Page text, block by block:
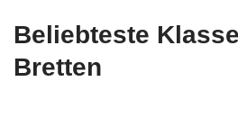
Beliebteste
Bretten